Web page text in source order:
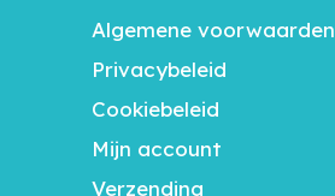
Algemene voorwaarden
Privacybeleid
Cookiebeleid
Mijn account
Verzending